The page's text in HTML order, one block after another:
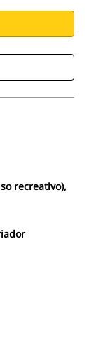
recreativo),